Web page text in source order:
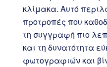
κλίμακα. Αυτό
προτροπές που
τη συγγραφή πιο
και τη δυνατότητα
φωτογραφιών και